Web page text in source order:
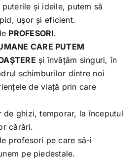
și ideile, putem să
ușor și eficient.
PROFESORI.
CARE PUTEM
și învățăm singuri, în
schimburilor dintre noi
de viață prin care
de ghizi, temporar, la începutul
cărări.
profesori pe care să-i
pe piedestale.